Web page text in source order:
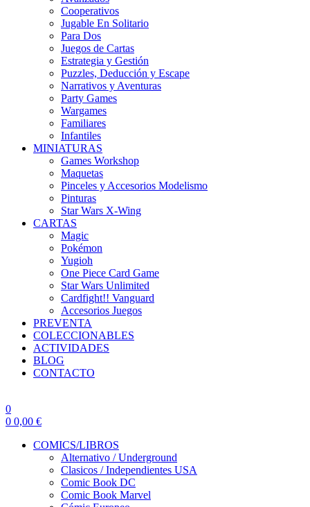
Cooperativos
Jugable En Solitario
Para Dos
Juegos de Cartas
Estrategia y Gestión
Puzzles, Deducción y Escape
Narrativos y Aventuras
Party Games
Wargames
Familiares
Infantiles
MINIATURAS
Games Workshop
Maquetas
Pinceles y Accesorios Modelismo
Pinturas
Star Wars X-Wing
CARTAS
Magic
Pokémon
Yugioh
One Piece Card Game
Star Wars Unlimited
Cardfight!! Vanguard
Accesorios Juegos
PREVENTA
COLECCIONABLES
ACTIVIDADES
BLOG
CONTACTO
0
0 0,00 €
COMICS/LIBROS
Alternativo / Underground
Clasicos / Independientes USA
Comic Book DC
Comic Book Marvel